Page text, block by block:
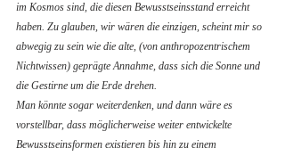
im Kosmos sind, die diesen Bewusstseinsstand erreicht
haben. Zu glauben, wir wären die einzigen, scheint mir so
abwegig zu sein wie die alte, (von anthropozentrischem
Nichtwissen) geprägte Annahme, dass sich die Sonne und
die Gestirne um die Erde drehen.
Man könnte sogar weiterdenken, und dann wäre es
vorstellbar, dass möglicherweise weiter entwickelte
Bewusstseinsformen existieren bis hin zu einem